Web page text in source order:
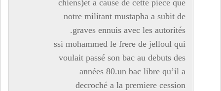
chiens)et a cause de cette piece que
notre militant mustapha a subit de
graves ennuis avec les autorités.
ssi mohammed le frere de jelloul qui
voulait passé son bac au debuts des
années 80.un bac libre qu’il a
decroché a la premiere cession